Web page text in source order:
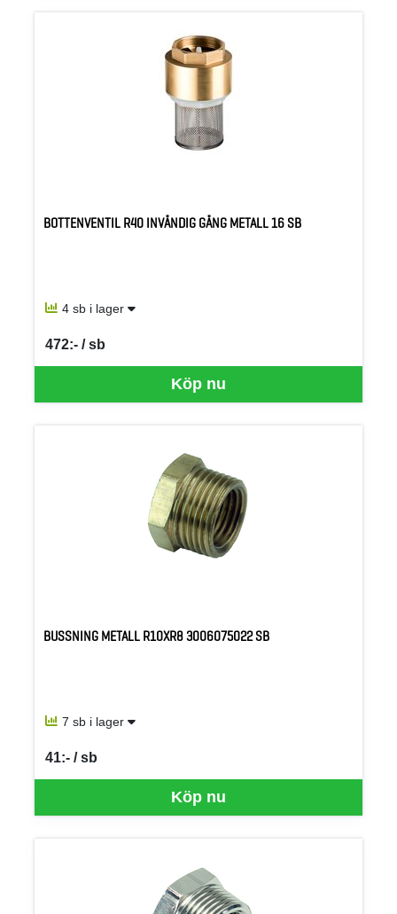
BOTTENVENTIL R40 INVÄNDIG GÄNG METALL 16 SB
4 sb i lager
Köp nu
472:- / sb
SEK per SB
BUSSNING METALL R10XR8 3006075022 SB
7 sb i lager
Köp nu
41:- / sb
SEK per SB